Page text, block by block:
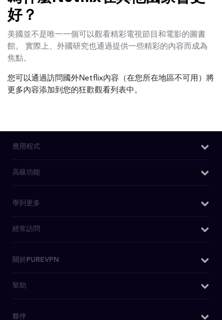
好？
美國並不是唯一一個可以觀看精彩電視節目和電影的圖書
館。 實際上、外國研究也通過提供一些精彩的內容而成為
焦點。
您可以通過訪問國外Netflix內容（在您所在地區不可用）將
更多內容添加到您的狂歡觀看列表中。
應用程式
Windows VPN
Android VPN
Firefox 擴充套件
安卓電視 VPN
高級功能
我的IP是什麽
IPv6洩漏測試
學到更多
為什麼選擇PureVPN
什麽是VPN
經常訪問
購買VPN
美國IP
關於PUREVPN
關於我們
幫助
客戶支援
夥伴